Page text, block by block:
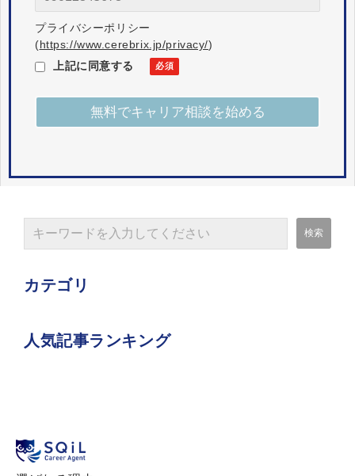
プライバシーポリシー
(https://www.cerebrix.jp/privacy/)
上記に同意する
カテゴリ
人気記事ランキング